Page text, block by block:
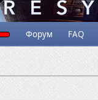
Форум FAQ